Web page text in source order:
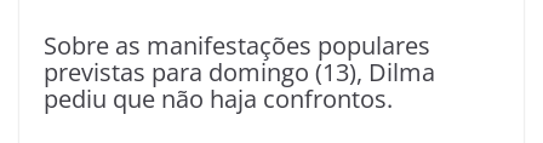
Sobre as manifestações populares
previstas para domingo (13), Dilma
pediu que não haja confrontos.